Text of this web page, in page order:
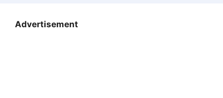
Advertisement